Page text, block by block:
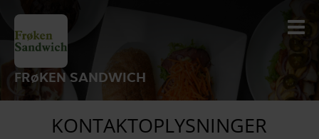
FRøKEN SANDWICH
KONTAKTOPLYSNINGER